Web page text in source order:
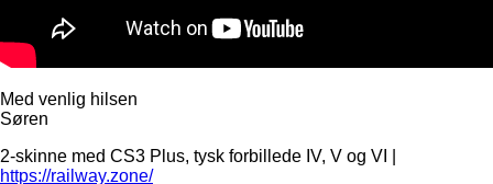
Med venlig hilsen
Søren
2-skinne med CS3 Plus, tysk forbillede IV, V og VI |
https://railway.zone/